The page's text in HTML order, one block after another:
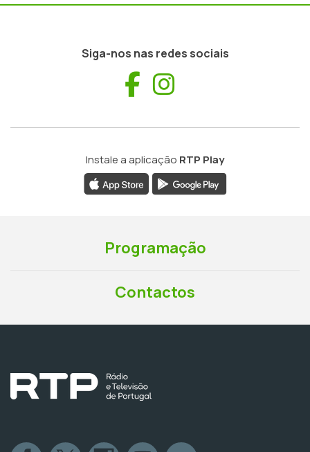
Siga-nos nas redes sociais
Facebook
Instale a aplicação RTP Play
Programação
Contactos